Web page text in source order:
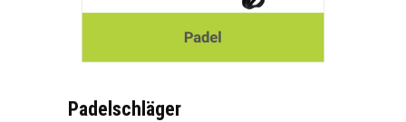
Padelschläger